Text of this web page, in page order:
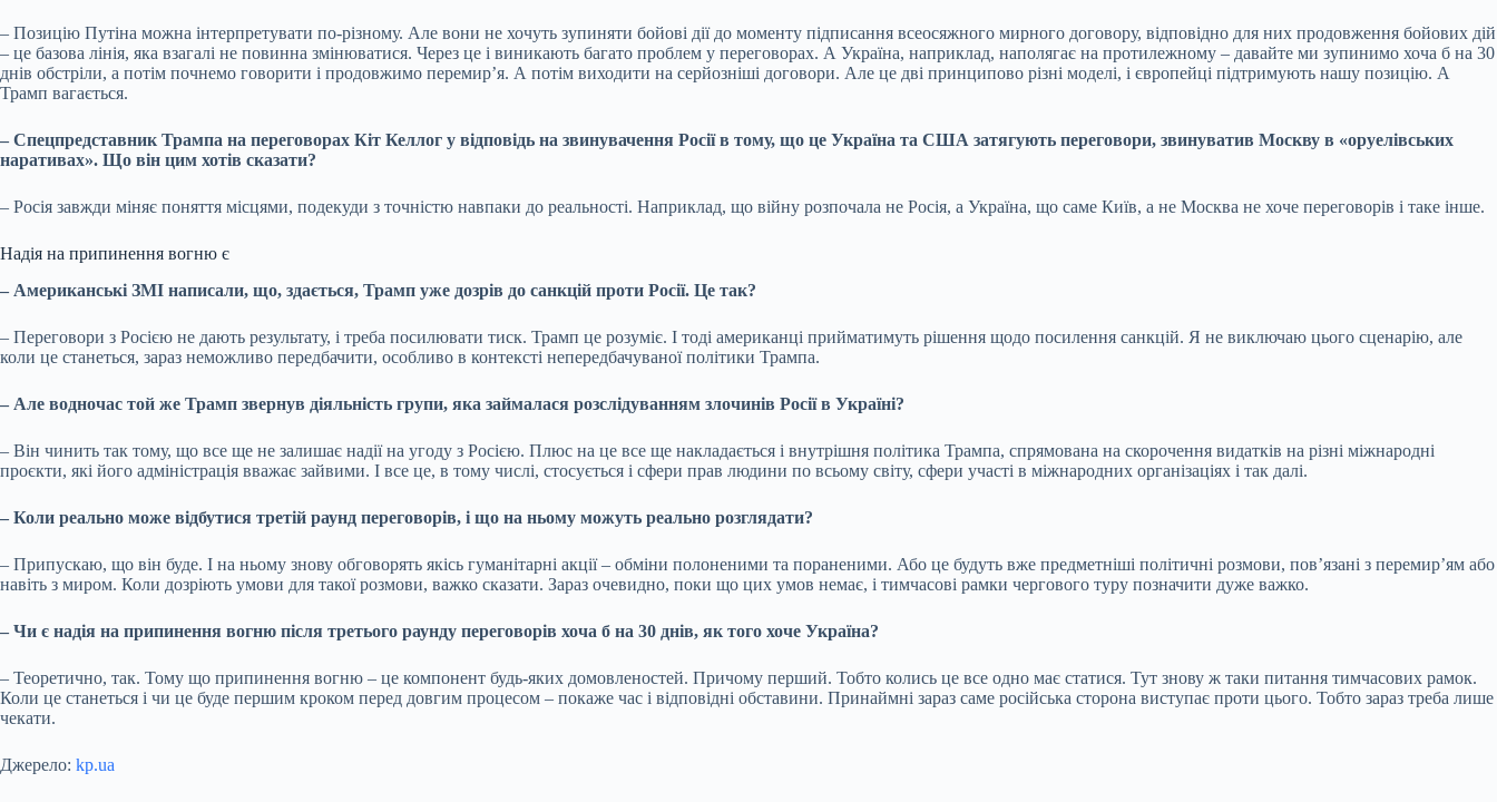
– Позицію Путіна можна інтерпретувати по-різному. Але вони не хочуть зупиняти бойові дії до моменту підписання всеосяжного мирного договору, відповідно для них продовження бойових дій
– це базова лінія, яка взагалі не повинна змінюватися. Через це і виникають багато проблем у переговорах. А Україна, наприклад, наполягає на протилежному – давайте ми зупинимо хоча б на 30
днів обстріли, а потім почнемо говорити і продовжимо перемир’я. А потім виходити на серйозніші договори. Але це дві принципово різні моделі, і європейці підтримують нашу позицію. А
Трамп вагається.
– Спецпредставник Трампа на переговорах Кіт Келлог у відповідь на звинувачення Росії в тому, що це Україна та США затягують переговори, звинуватив Москву в «оруелівських
наративах». Що він цим хотів сказати?
– Росія завжди міняє поняття місцями, подекуди з точністю навпаки до реальності. Наприклад, що війну розпочала не Росія, а Україна, що саме Київ, а не Москва не хоче переговорів і таке інше.
Надія на припинення вогню є
– Американські ЗМІ написали, що, здається, Трамп уже дозрів до санкцій проти Росії. Це так?
– Переговори з Росією не дають результату, і треба посилювати тиск. Трамп це розуміє. І тоді американці прийматимуть рішення щодо посилення санкцій. Я не виключаю цього сценарію, але
коли це станеться, зараз неможливо передбачити, особливо в контексті непередбачуваної політики Трампа.
– Але водночас той же Трамп звернув діяльність групи, яка займалася розслідуванням злочинів Росії в Україні?
– Він чинить так тому, що все ще не залишає надії на угоду з Росією. Плюс на це все ще накладається і внутрішня політика Трампа, спрямована на скорочення видатків на різні міжнародні
проєкти, які його адміністрація вважає зайвими. І все це, в тому числі, стосується і сфери прав людини по всьому світу, сфери участі в міжнародних організаціях і так далі.
– Коли реально може відбутися третій раунд переговорів, і що на ньому можуть реально розглядати?
– Припускаю, що він буде. І на ньому знову обговорять якісь гуманітарні акції – обміни полоненими та пораненими. Або це будуть вже предметніші політичні розмови, пов’язані з перемир’ям або
навіть з миром. Коли дозріють умови для такої розмови, важко сказати. Зараз очевидно, поки що цих умов немає, і тимчасові рамки чергового туру позначити дуже важко.
– Чи є надія на припинення вогню після третього раунду переговорів хоча б на 30 днів, як того хоче Україна?
– Теоретично, так. Тому що припинення вогню – це компонент будь-яких домовленостей. Причому перший. Тобто колись це все одно має статися. Тут знову ж таки питання тимчасових рамок.
Коли це станеться і чи це буде першим кроком перед довгим процесом – покаже час і відповідні обставини. Принаймні зараз саме російська сторона виступає проти цього. Тобто зараз треба лише
чекати.
Джерело: kp.ua